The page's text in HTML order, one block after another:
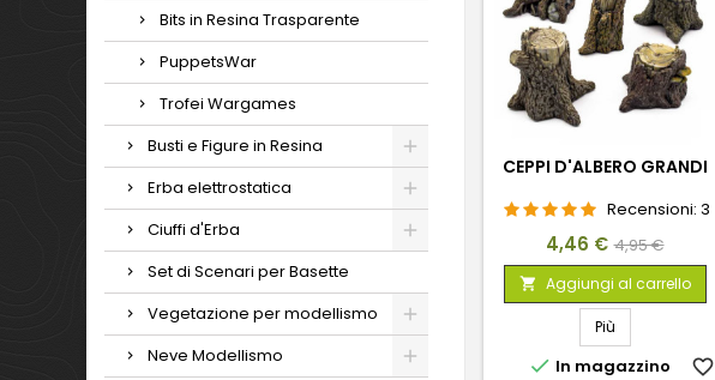
Bits in Resina Trasparente
PuppetsWar
Trofei Wargames
Busti e Figure in Resina
Erba elettrostatica
Ciuffi d'Erba
Set di Scenari per Basette
Vegetazione per modellismo
Neve Modellismo
CEPPI D'ALBERO GRANDI
Recensioni: 3
Prezzo
4,46 € Prezzo
base
4,95 €
 Aggiungi al carrello
Più
 In magazzino favorite_border